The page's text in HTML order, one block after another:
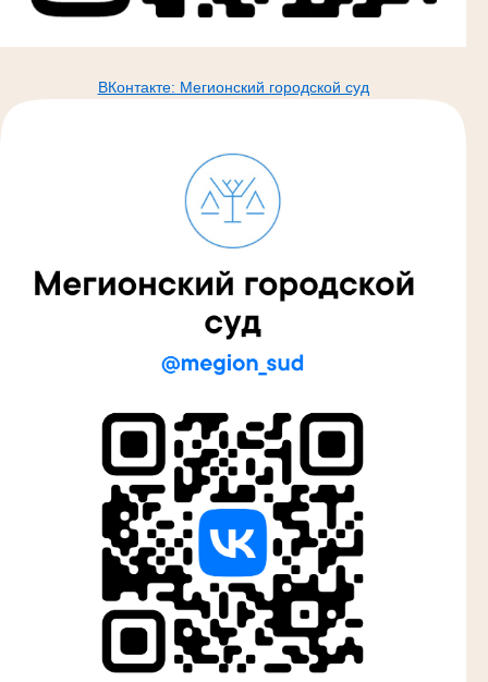
ВКонтакте: Мегионский городской суд